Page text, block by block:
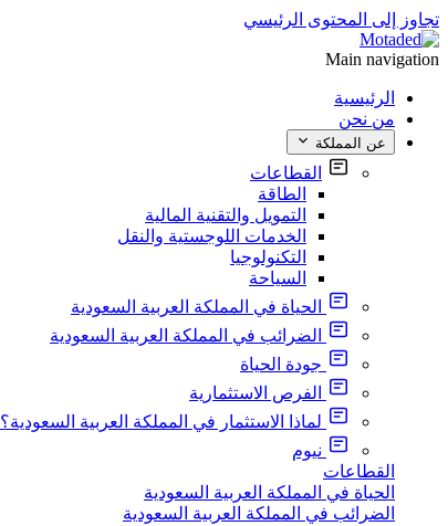
تجاوز إلى المحتوى الرئيسي
Main navigation
الرئيسية
من نحن
عن المملكة
القطاعات
الطاقة
التمويل والتقنية المالية
الخدمات اللوجستية والنقل
التكنولوجيا
السياحة
الحياة في المملكة العربية السعودية
الضرائب في المملكة العربية السعودية
جودة الحياة
الفرص الاستثمارية
لماذا الاستثمار في المملكة العربية السعودية؟
نيوم
القطاعات
الحياة في المملكة العربية السعودية
الضرائب في المملكة العربية السعودية